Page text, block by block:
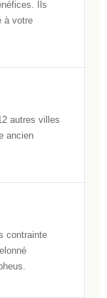
Ils
à votre
autres villes
ancien
contrainte